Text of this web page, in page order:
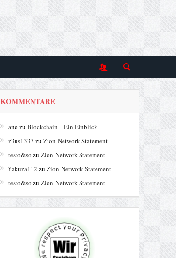
KOMMENTARE
ano zu Blockchain – Ein Einblick
z3us1337 zu Zion-Network Statement
testo&so zu Zion-Network Statement
¥akuza112 zu Zion-Network Statement
testo&so zu Zion-Network Statement